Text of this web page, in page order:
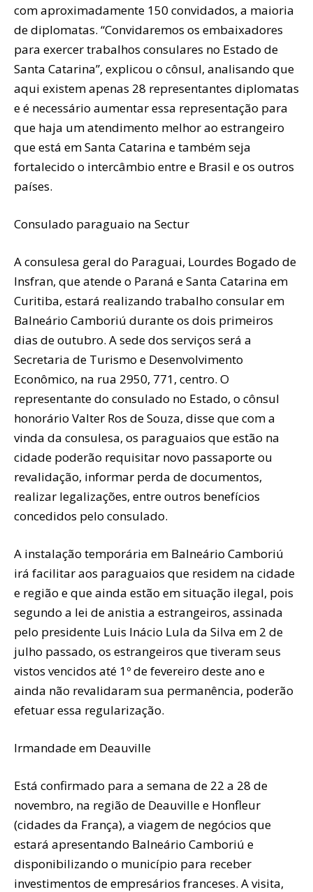
com aproximadamente 150 convidados, a maioria
de diplomatas. “Convidaremos os embaixadores
para exercer trabalhos consulares no Estado de
Santa Catarina”, explicou o cônsul, analisando que
aqui existem apenas 28 representantes diplomatas
e é necessário aumentar essa representação para
que haja um atendimento melhor ao estrangeiro
que está em Santa Catarina e também seja
fortalecido o intercâmbio entre e Brasil e os outros
países.
Consulado paraguaio na Sectur
A consulesa geral do Paraguai, Lourdes Bogado de
Insfran, que atende o Paraná e Santa Catarina em
Curitiba, estará realizando trabalho consular em
Balneário Camboriú durante os dois primeiros
dias de outubro. A sede dos serviços será a
Secretaria de Turismo e Desenvolvimento
Econômico, na rua 2950, 771, centro. O
representante do consulado no Estado, o cônsul
honorário Valter Ros de Souza, disse que com a
vinda da consulesa, os paraguaios que estão na
cidade poderão requisitar novo passaporte ou
revalidação, informar perda de documentos,
realizar legalizações, entre outros benefícios
concedidos pelo consulado.
A instalação temporária em Balneário Camboriú
irá facilitar aos paraguaios que residem na cidade
e região e que ainda estão em situação ilegal, pois
segundo a lei de anistia a estrangeiros, assinada
pelo presidente Luis Inácio Lula da Silva em 2 de
julho passado, os estrangeiros que tiveram seus
vistos vencidos até 1º de fevereiro deste ano e
ainda não revalidaram sua permanência, poderão
efetuar essa regularização.
Irmandade em Deauville
Está confirmado para a semana de 22 a 28 de
novembro, na região de Deauville e Honfleur
(cidades da França), a viagem de negócios que
estará apresentando Balneário Camboriú e
disponibilizando o município para receber
investimentos de empresários franceses. A visita,